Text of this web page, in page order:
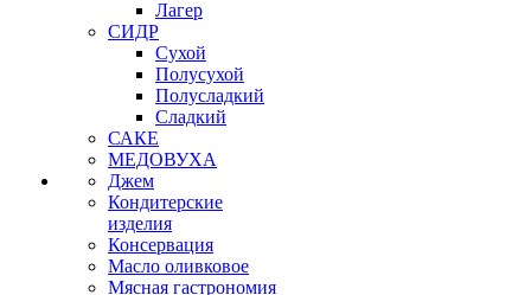
Лагер
СИДР
Сухой
Полусухой
Полусладкий
Сладкий
САКЕ
МЕДОВУХА
Джем
Кондитерские
изделия
Консервация
Масло оливковое
Мясная гастрономия